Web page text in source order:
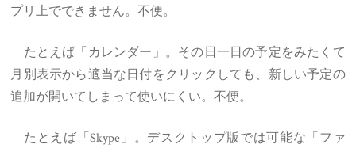
プリ上でできません。不便。
たとえば「カレンダー」。その日一日の予定をみたくて
月別表示から適当な日付をクリックしても、新しい予定の
追加が開いてしまって使いにくい。不便。
たとえば「Skype」。デスクトップ版では可能な「ファ